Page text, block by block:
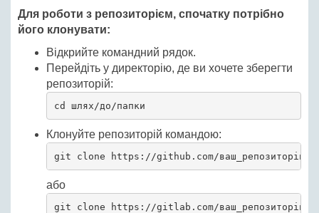
Для роботи з репозиторієм, спочатку потрібно
його клонувати:
Відкрийте командний рядок.
Перейдіть у директорію, де ви хочете зберегти
репозиторій:
cd шлях/до/папки
Клонуйте репозиторій командою:
git clone https://github.com/
або
git clone https://gitlab.com/